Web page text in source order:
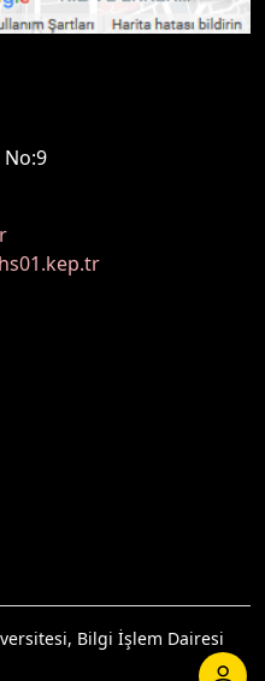
Bilgi İşlem Dairesi